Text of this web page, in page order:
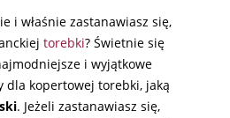
i właśnie zastanawiasz się,
torebki? Świetnie się
i wyjątkowe
kopertowej torebki, jaką
. Jeżeli zastanawiasz się,